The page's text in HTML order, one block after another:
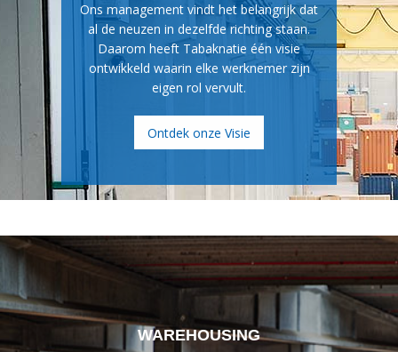
Ons management vindt het belangrijk dat
al de neuzen in dezelfde richting staan.
Daarom heeft Tabaknatie één visie
ontwikkeld waarin elke werknemer zijn
eigen rol vervult.
Ontdek onze Visie
WAREHOUSING